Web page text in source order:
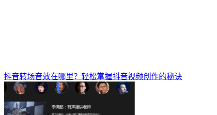
抖音转场音效在哪里？轻松掌握抖音视频创作的秘诀